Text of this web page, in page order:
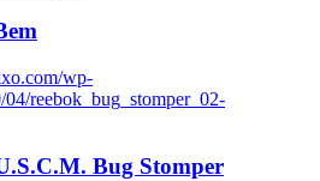
wp-
reebok_bug_stomper_02-
Bug Stomper